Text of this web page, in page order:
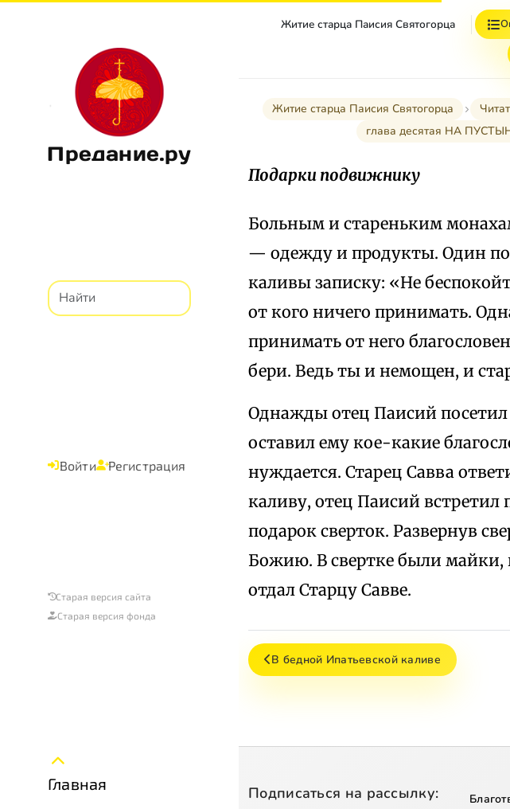
Предание.ру
Войти Регистрация
Старая версия сайта
Старая версия фонда
Главная
Житие старца Паисия Святогорца
Житие старца Паисия Святогорца
глава десятая НА
Подарки подвижнику
Больным и стареньким
— одежду и продукты. Один
каливы записку: «Не
от кого ничего принимать.
принимать от него
бери. Ведь ты и немощен, и
Однажды отец Паисий посетил
оставил ему кое-какие
нуждается. Старец Савва
каливу, отец Паисий
подарок сверток. Развернув
Божию. В свертке были майки,
отдал Старцу Савве.
В бедной Ипатьевской каливе
Подписаться на рассылку: